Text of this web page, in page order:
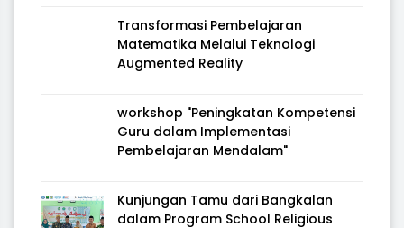
Transformasi Pembelajaran
Matematika Melalui Teknologi
Augmented Reality
workshop "Peningkatan Kompetensi
Guru dalam Implementasi
Pembelajaran Mendalam"
Kunjungan Tamu dari Bangkalan
dalam Program School Religious